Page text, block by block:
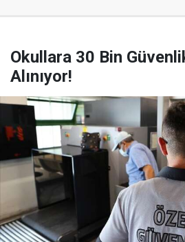
Okullara 30 Bin
Alınıyor!